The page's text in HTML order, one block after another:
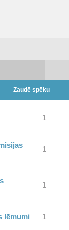
Zaudē spēku
1
1
1
lēmumi 1